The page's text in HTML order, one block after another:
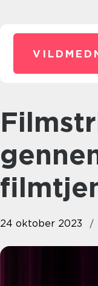
Filmstriben: En dybdegående
24 oktober 2023